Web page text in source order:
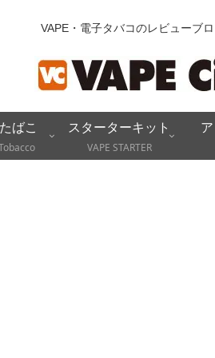
VAPE・電子タバコのレビューブ
ばこ
スターターキット
VAPE STARTER